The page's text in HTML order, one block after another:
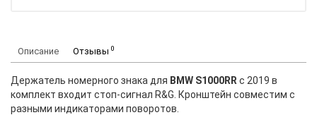
Описание Отзывы 0
Держатель номерного знака для BMW S1000RR с 2019 в
комплект входит стоп-сигнал R&G. Кронштейн совместим с
разными индикаторами поворотов.